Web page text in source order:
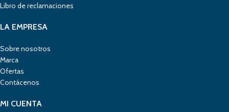
Libro de reclamaciones
LA EMPRESA
Sobre nosotros
Marca
Ofertas
Contácenos
MI CUENTA